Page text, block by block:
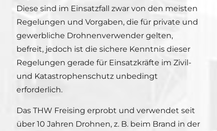
Diese sind im Einsatzfall zwar von den meisten
Regelungen und Vorgaben, die für private und
gewerbliche Drohnenverwender gelten,
befreit, jedoch ist die sichere Kenntnis dieser
Regelungen gerade für Einsatzkräfte im Zivil-
und Katastrophenschutz unbedingt
erforderlich.
Das THW Freising erprobt und verwendet seit
über 10 Jahren Drohnen, z. B. beim Brand in der